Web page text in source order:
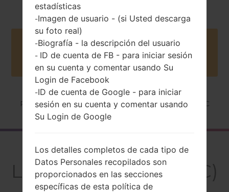
Buy accessories on Amazon
Página principal →Serie →LG Others →LGKC550C
El resumen
LGKC550C(LGKC550C)
estadísticas
-Imagen de usuario - (si Usted descarga
su foto real)
-Biografía - la descripción del usuario
- ID de cuenta de FB - para iniciar sesión
en su cuenta y comentar usando Su
Login de Facebook
-ID de cuenta de Google - para iniciar
sesión en su cuenta y comentar usando
Su Login de Google
Los detalles completos de cada tipo de
Datos Personales recopilados son
proporcionados en las secciones
específicas de esta política de